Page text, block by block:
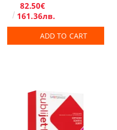
82.50€
161.36лв.
ADD TO CART